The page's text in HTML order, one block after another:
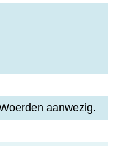
aanwezig.